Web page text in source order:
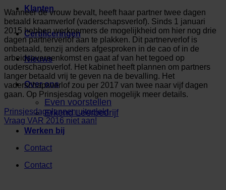
Klanten
Certificeringen
Nieuws
Over ons
Even voorstellen
Erkend Leerbedrijf
Werken bij
Contact
Contact
Wanneer de vrouw bevalt, heeft haar partner twee dagen
betaald kraamverlof (vaderschapsverlof). Sinds 1 januari
2015 hebben werknemers de mogelijkheid om hier nog drie
dagen partnerverlof aan te plakken. Dit partnerverlof is
onbetaald, tenzij anders afgesproken in de cao of in de
arbeidsovereenkomst en gaat af van het tegoed op
ouderschapsverlof. Het kabinet heeft plannen om partners
langer betaald vrij te geven na de bevalling. Het
vaderschapsverlof zou per 2017 van twee naar vijf dagen
gaan. Op Prinsjesdag volgen mogelijk meer details.
Prinsjesdagplannen uitgelekt
Vraag VAR 2016 niet aan!